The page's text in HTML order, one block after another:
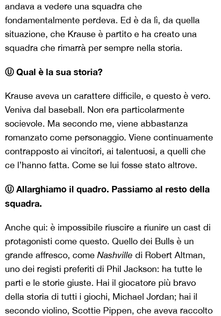
andava a vedere una squadra che
fondamentalmente perdeva. Ed è da lì, da quella
situazione, che Krause è partito e ha creato una
squadra che rimarrà per sempre nella storia.
Ⓤ Qual è la sua storia?
Krause aveva un carattere difficile, e questo è vero.
Veniva dal baseball. Non era particolarmente
socievole. Ma secondo me, viene abbastanza
romanzato come personaggio. Viene continuamente
contrapposto ai vincitori, ai talentuosi, a quelli che
ce l’hanno fatta. Come se lui fosse stato altrove.
Ⓤ Allarghiamo il quadro. Passiamo al resto della
squadra.
Anche qui: è impossibile riuscire a riunire un cast di
protagonisti come questo. Quello dei Bulls è un
grande affresco, come Nashville di Robert Altman,
uno dei registi preferiti di Phil Jackson: ha tutte le
parti e le storie giuste. Hai il giocatore più bravo
della storia di tutti i giochi, Michael Jordan; hai il
secondo violino, Scottie Pippen, che aveva raccolto